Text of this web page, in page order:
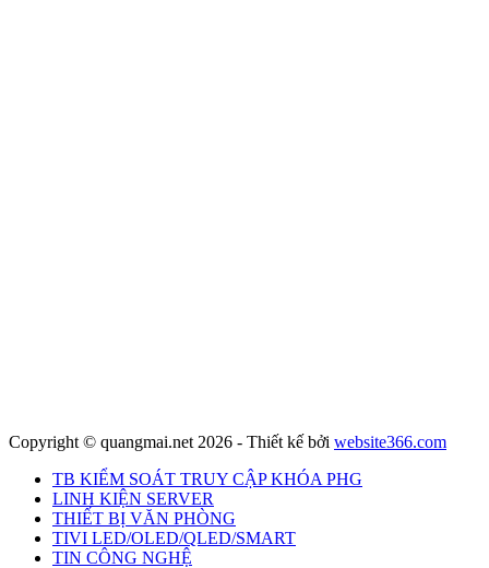
Copyright © quangmai.net 2026 - Thiết kế bởi website366.com
TB KIỂM SOÁT TRUY CẬP KHÓA PHG
LINH KIỆN SERVER
THIẾT BỊ VĂN PHÒNG
TIVI LED/OLED/QLED/SMART
TIN CÔNG NGHỆ